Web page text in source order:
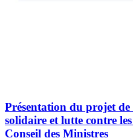
Présentation du projet
solidaire et lutte contre
Conseil des Ministres